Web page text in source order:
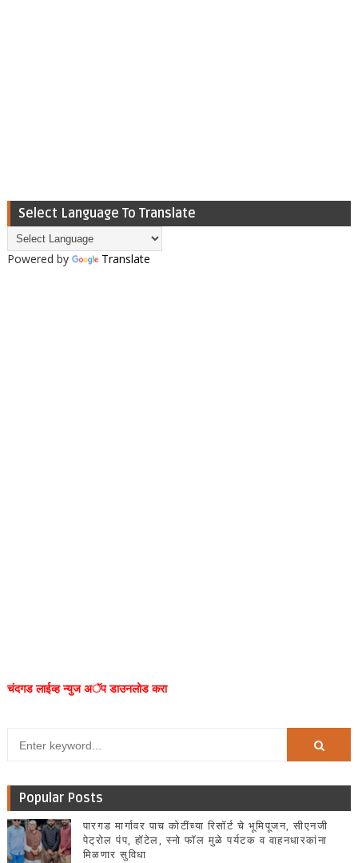
Select Language To Translate
Powered by Translate
चंदगड लाईव्ह न्युज अॅप डाउनलोड करा
Popular Posts
पारगड मार्गावर पाच कोटींच्या रिसॉर्ट चे भूमिपूजन, सीएनजी
पेट्रोल पंप, हॉटेल, स्नो फॉल मुळे पर्यटक व वाहनधारकांना
मिळणार सुविधा